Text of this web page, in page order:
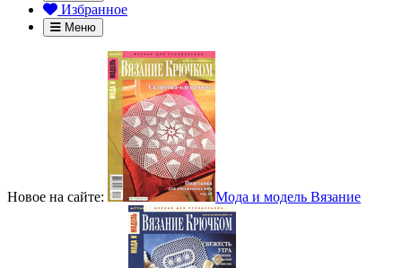
Избранное
Меню
Новое на сайте: Мода и модель Вязание